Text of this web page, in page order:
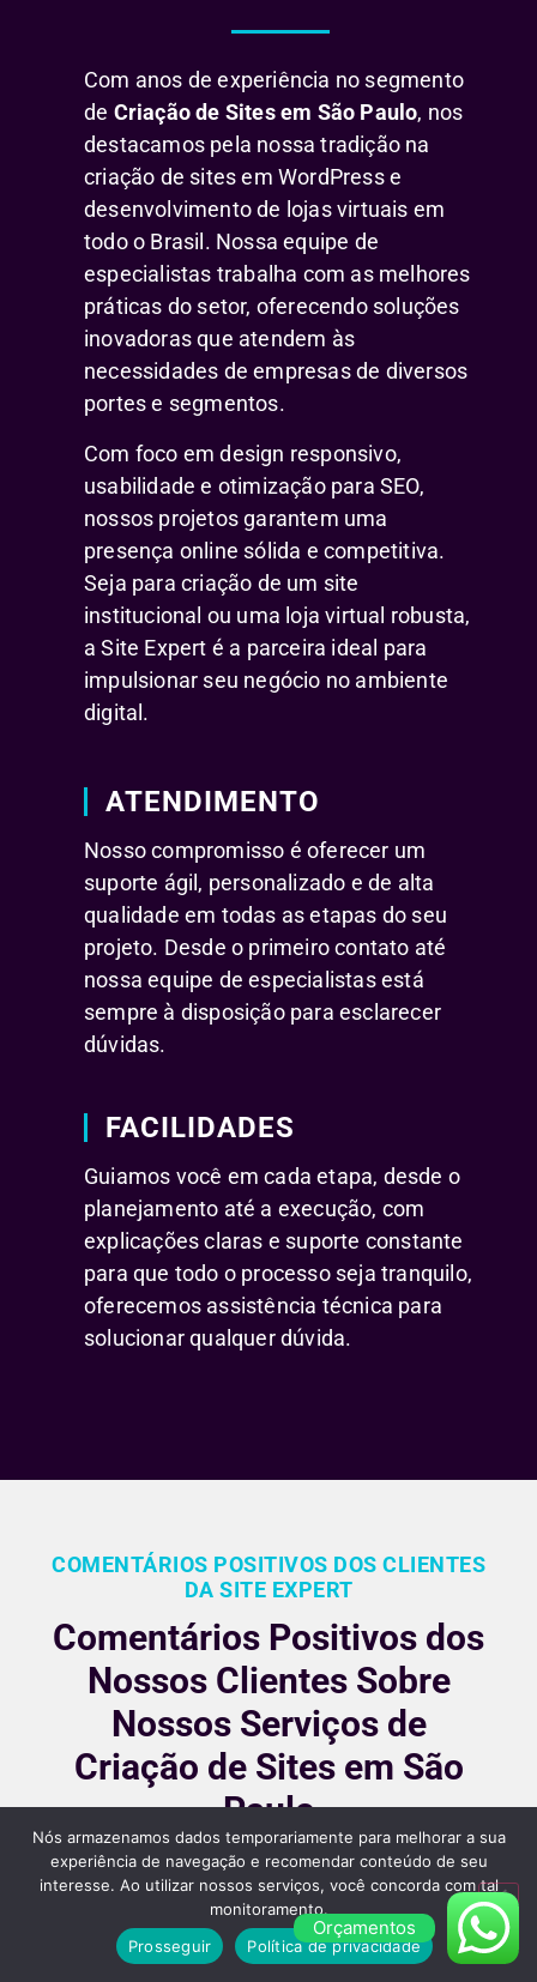
Com anos de experiência no segmento
de Criação de Sites em São Paulo, nos
destacamos pela nossa tradição na
criação de sites em WordPress e
desenvolvimento de lojas virtuais em
todo o Brasil. Nossa equipe de
especialistas trabalha com as melhores
práticas do setor, oferecendo soluções
inovadoras que atendem às
necessidades de empresas de diversos
portes e segmentos.
Com foco em design responsivo,
usabilidade e otimização para SEO,
nossos projetos garantem uma
presença online sólida e competitiva.
Seja para criação de um site
institucional ou uma loja virtual robusta,
a Site Expert é a parceira ideal para
impulsionar seu negócio no ambiente
digital.
ATENDIMENTO
Nosso compromisso é oferecer um
suporte ágil, personalizado e de alta
qualidade em todas as etapas do seu
projeto. Desde o primeiro contato até
nossa equipe de especialistas está
sempre à disposição para esclarecer
dúvidas.
FACILIDADES
Guiamos você em cada etapa, desde o
planejamento até a execução, com
explicações claras e suporte constante
para que todo o processo seja tranquilo,
oferecemos assistência técnica para
solucionar qualquer dúvida.
COMENTÁRIOS POSITIVOS DOS CLIENTES
DA SITE EXPERT
Comentários Positivos dos
Nossos Clientes Sobre
Nossos Serviços de
Criação de Sites em São
Paulo
Nossos clientes são fiéis pois gostara dos nossos
serviços e nos recomendam, veja alguns desses
comentários:Orçamentos
Nós armazenamos dados temporariamente para melhorar a sua
experiência de navegação e recomendar conteúdo de seu
interesse. Ao utilizar nossos serviços, você concorda com tal
monitoramento.
Prosseguir
Política de privacidade